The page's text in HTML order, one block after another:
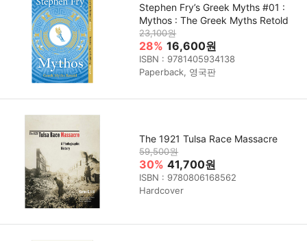
Stephen Fry’s Greek Myths #01 :
Mythos : The Greek Myths Retold
23,100원
28% 16,600원
ISBN : 9781405934138
Paperback, 영국판
The 1921 Tulsa Race Massacre
59,500원
30% 41,700원
ISBN : 9780806168562
Hardcover